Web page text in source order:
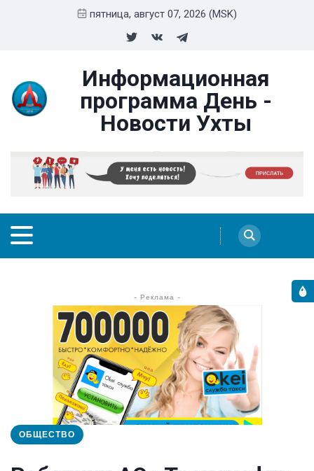
пятница, август 07, 2026 (MSK)
Информационная
программа День -
Новости Ухты
- Реклама -
ОБЩЕСТВО